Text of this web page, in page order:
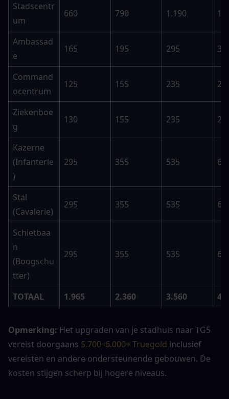
Stadscentr
um
660 790 1.190
Ambassad
e
165 195 295
Command
ocentrum
125 155 235
Ziekenboe
g
130 155 235
Kazerne
(Infanterie
)
295 355 535
Stal
(Cavalerie)
295 355 535
Schietbaa
n
(Boogschu
tter)
295 355 535
TOTAAL 1.965 2.360 3.560
Opmerking: Het upgraden van je stadhuis naar TG5
vereist doorgaans 5.700–6.000+ Truegold inclusief
vereisten en andere ondersteunende gebouwen. De
kosten stijgen scherp bij hogere niveaus.